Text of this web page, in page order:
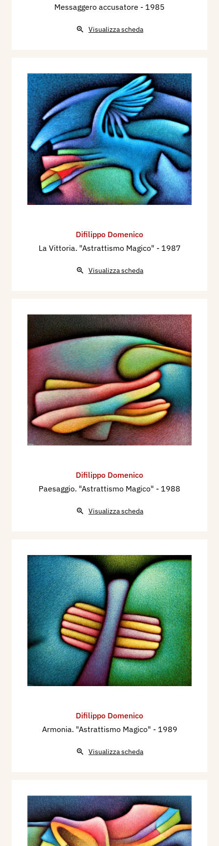
Messaggero accusatore - 1985
Visualizza scheda
Difilippo Domenico
La Vittoria. "Astrattismo Magico" - 1987
Visualizza scheda
Difilippo Domenico
Paesaggio. "Astrattismo Magico" - 1988
Visualizza scheda
Difilippo Domenico
Armonia. "Astrattismo Magico" - 1989
Visualizza scheda